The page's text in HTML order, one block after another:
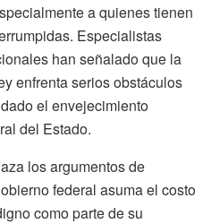
a quienes tienen
Especialistas
han señalado que la
enfrenta serios obstáculos
el envejecimiento
del Estado.
los argumentos de
federal asuma el costo
como parte de su